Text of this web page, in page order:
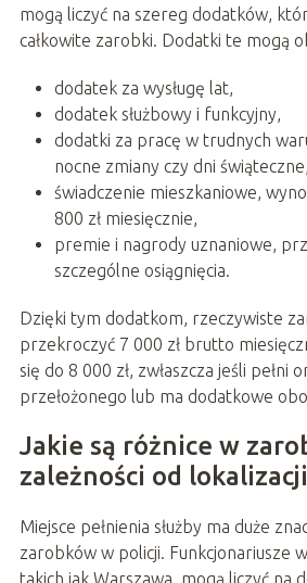
mogą liczyć na szereg dodatków,
całkowite zarobki. Dodatki te mogą
dodatek za wysługę lat,
dodatek służbowy i funkcyjny,
dodatki za pracę w trudnych
nocne zmiany czy dni świąteczne,
świadczenie mieszkaniowe,
800 zł miesięcznie,
premie i nagrody uznaniowe,
szczególne osiągnięcia.
Dzięki tym dodatkom, rzeczywiste
przekroczyć 7 000 zł brutto
się do 8 000 zł, zwłaszcza jeśli pełni
przełożonego lub ma dodatkowe
Jakie są różnice w
zależności od
Miejsce pełnienia służby ma duże
zarobków w policji. Funkcjonariusze
takich jak Warszawa, mogą liczyć na